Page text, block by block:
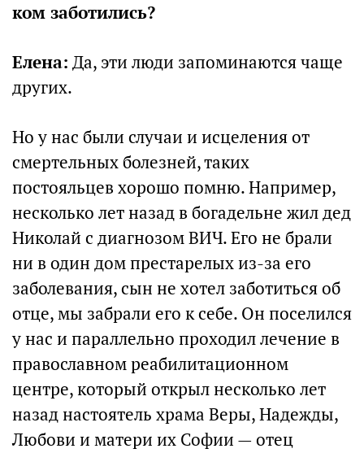
ком заботились?
Елена: Да, эти люди запоминаются чаще
других.
Но у нас были случаи и исцеления от
смертельных болезней, таких
постояльцев хорошо помню. Например,
несколько лет назад в богадельне жил дед
Николай с диагнозом ВИЧ. Его не брали
ни в один дом престарелых из-за его
заболевания, сын не хотел заботиться об
отце, мы забрали его к себе. Он поселился
у нас и параллельно проходил лечение в
православном реабилитационном
центре, который открыл несколько лет
назад настоятель храма Веры, Надежды,
Любови и матери их Софии — отец